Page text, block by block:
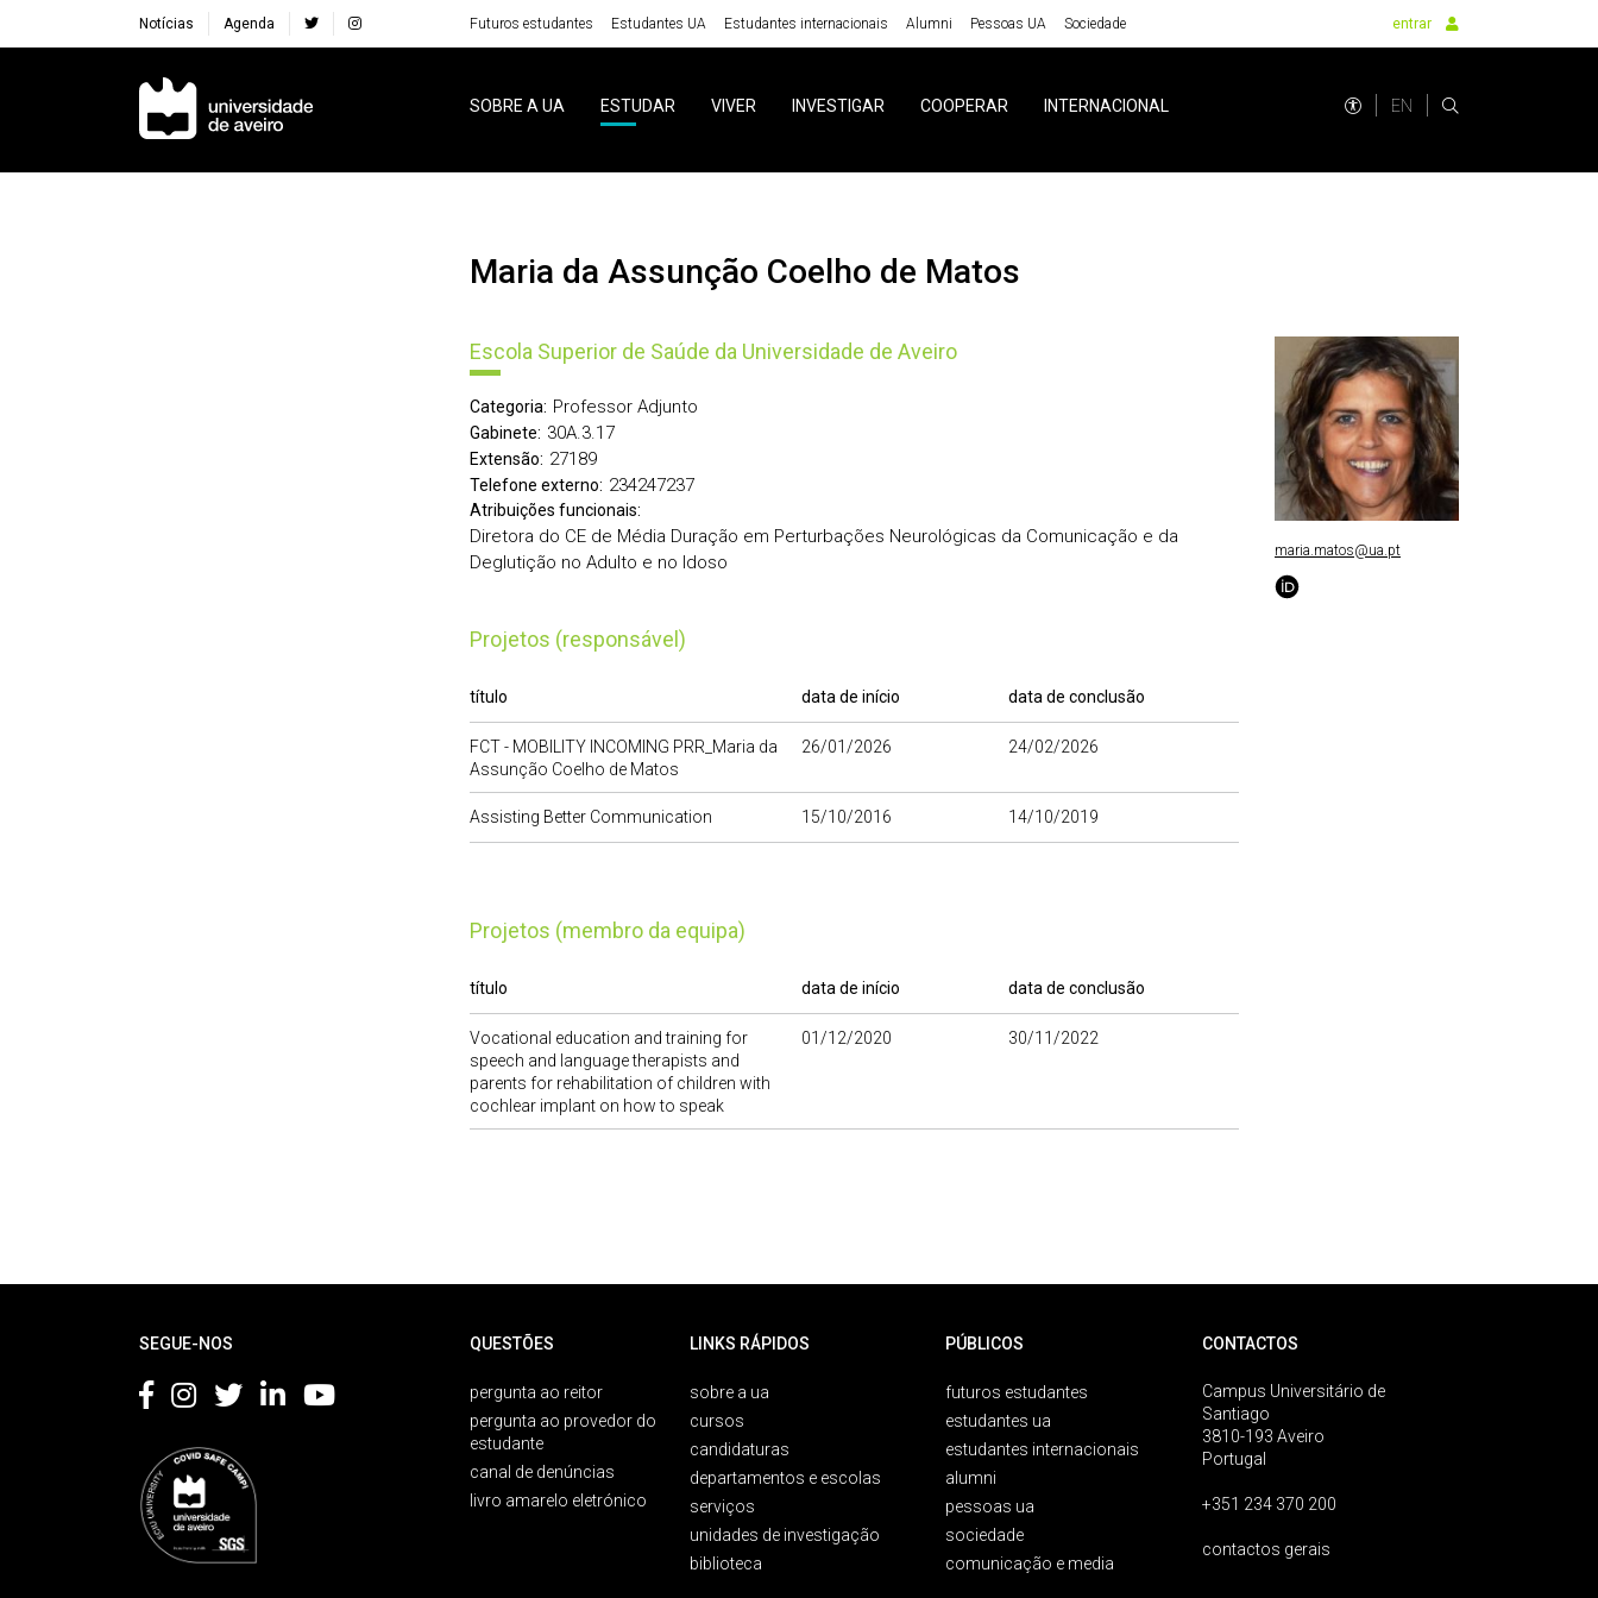
Notícias Agenda Futuros estudantes Estudantes UA Estudantes internacionais Alumni Pessoas UA Sociedade entrar
Navegação Principal
SOBRE A UA ESTUDAR VIVER INVESTIGAR COOPERAR INTERNACIONAL EN
Maria da Assunção Coelho de Matos
Escola Superior de Saúde da Universidade de Aveiro
Categoria: Professor Adjunto
Gabinete: 30A.3.17
Extensão: 27189
Telefone externo: 234247237
Atribuições funcionais:
Diretora do CE de Média Duração em Perturbações Neurológicas da Comunicação e da
Deglutição no Adulto e no Idoso
Projetos (responsável)
título data de início data de conclusão
FCT - MOBILITY INCOMING PRR_Maria da
Assunção Coelho de Matos
26/01/2026 24/02/2026
Assisting Better Communication 15/10/2016 14/10/2019
Projetos (membro da equipa)
título data de início data de conclusão
Vocational education and training for
speech and language therapists and
parents for rehabilitation of children with
cochlear implant on how to speak
01/12/2020 30/11/2022
maria.matos@ua.pt
SEGUE-NOS QUESTÕES
pergunta ao reitor
pergunta ao provedor do
estudante
canal de denúncias
livro amarelo eletrónico
LINKS RÁPIDOS
sobre a ua
cursos
candidaturas
departamentos e escolas
serviços
unidades de investigação
biblioteca
PÚBLICOS
futuros estudantes
estudantes ua
estudantes internacionais
alumni
pessoas ua
sociedade
comunicação e media
CONTACTOS
Campus Universitário de
Santiago
3810-193 Aveiro
Portugal
+351 234 370 200
contactos gerais